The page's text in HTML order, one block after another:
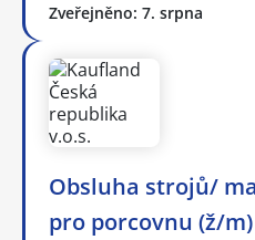
Zveřejněno: 7. srpna
Obsluha strojů/
pro porcovnu (ž/m)